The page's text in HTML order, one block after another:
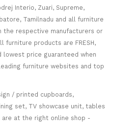
Interio, Zuari, Supreme,
Tamilnadu and all furniture
respective manufacturers or
furniture products are FRESH,
lowest price guaranteed when
furniture websites and top
/ printed cupboards,
set, TV showcase unit, tables
are at the right online shop -